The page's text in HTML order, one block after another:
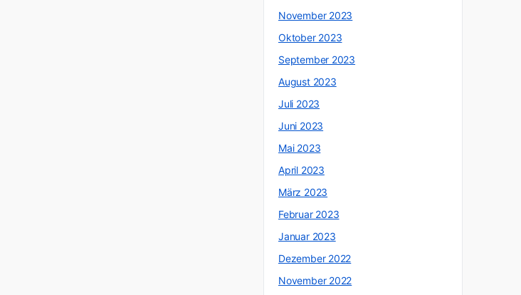
November 2023
Oktober 2023
September 2023
August 2023
Juli 2023
Juni 2023
Mai 2023
April 2023
März 2023
Februar 2023
Januar 2023
Dezember 2022
November 2022